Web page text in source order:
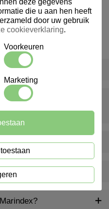
of beschadigd is bij
aan?
deze gegevens
die u aan hen heeft
door uw gebruik
cookieverklaring.
Voorkeuren
Marketing